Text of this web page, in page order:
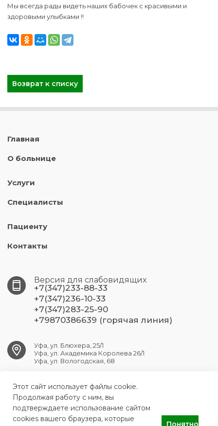
Мы всегда рады видеть наших бабочек с красивыми и
здоровыми улыбками !!
Возврат к списку
Главная
О больнице
Услуги
Специалисты
Пациенту
Контакты
Версия для слабовидящих
+7(347)233-88-33
+7(347)236-10-33
+7(347)283-25-90
+79870386639 (горячая линия)
Уфа, ул. Блюхера, 25/1
Уфа, ул. Академика Королева 26/1
Уфа, ул. Вологодская, 68
ufa.dsp7@doctorrb.ru
Этот сайт использует файлы cookie.
Продолжая работу с ним, вы
подтверждаете использование сайтом
cookies вашего браузера, которые
Понятно